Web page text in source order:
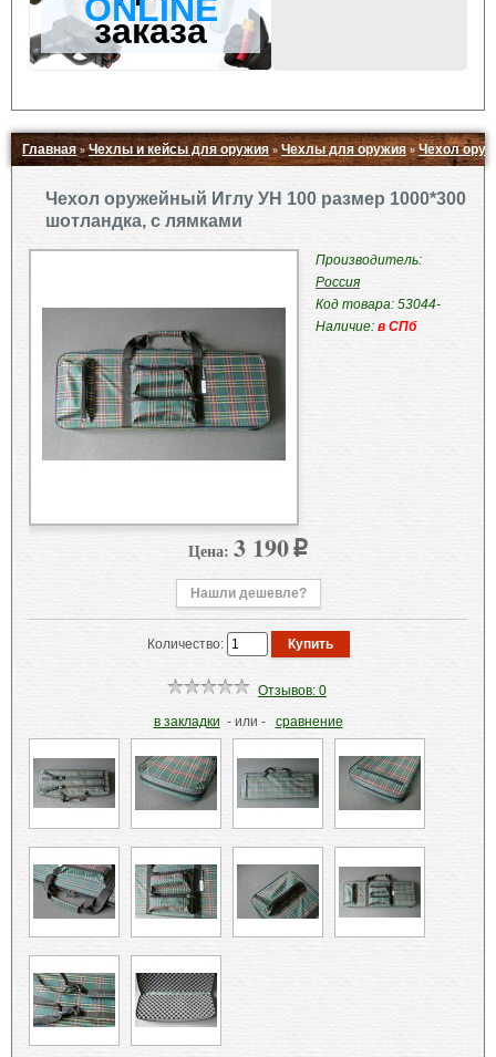
ONLINE
заказа
Главная»Чехлы и кейсы для оружия »Чехлы для оружия»Чехол
Чехол оружейный Иглу УН 100 размер 1000*300
шотландка, с лямками
Производитель:
Россия
Код товара: 53044-
Наличие: в СПб
Цена: 3 190 p
Нашли дешевле?
Количество:
Отзывов: 0
в закладки - или - сравнение